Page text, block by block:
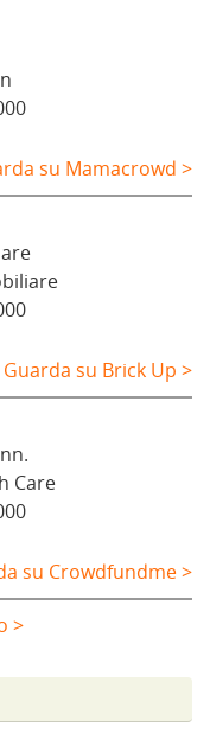
su Mamacrowd >
Guarda su Brick Up >
Care
su Crowdfundme >
>